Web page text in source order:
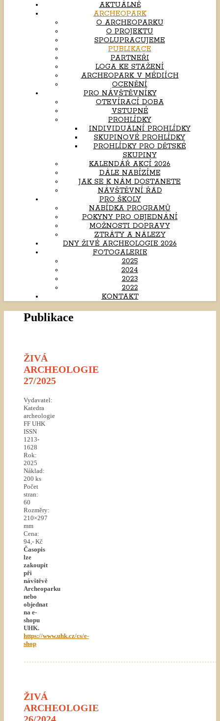
AKTUÁLNĚ
ARCHEOPARK
O ARCHEOPARKU
O PROJEKTU
SPOLUPRACUJEME
PUBLIKACE
PARTNEŘI
LOGA KE STAŽENÍ
ARCHEOPARK V MÉDIÍCH
OCENĚNÍ
PRO NÁVŠTĚVNÍKY
OTEVÍRACÍ DOBA
VSTUPNÉ
PROHLÍDKY
INDIVIDUÁLNÍ PROHLÍDKY
SKUPINOVÉ PROHLÍDKY
PROHLÍDKY PRO DĚTSKÉ
SKUPINY
KALENDÁŘ AKCÍ 2026
DÁLE NABÍZÍME
JAK SE K NÁM DOSTANETE
NÁVŠTĚVNÍ ŘÁD
PRO ŠKOLY
NABÍDKA PROGRAMŮ
POKYNY PRO OBJEDNÁNÍ
MOŽNOSTI DOPRAVY
ZTRÁTY A NÁLEZY
DNY ŽIVÉ ARCHEOLOGIE 2026
FOTOGALERIE
2025
2024
2023
2022
KONTAKT
Publikace
ŽIVÁ
ARCHEOLOGIE
27/2025
Vydavatel:
Katedra
archeologie
FF UHK
ISSN
1213-
1628
Rok:
2025
Náklad:
200 ks
Počet
stran:
60
Rozměry:
210×297
mm
Cena:
94,- Kč
Časopis
lze
zakoupit
při
návštěvě
Archeoparku
nebo
objednat
na e-
shopu
UHK.
https://www.uhk.cz/cs/e-
shop
ŽIVÁ
ARCHEOLOGIE